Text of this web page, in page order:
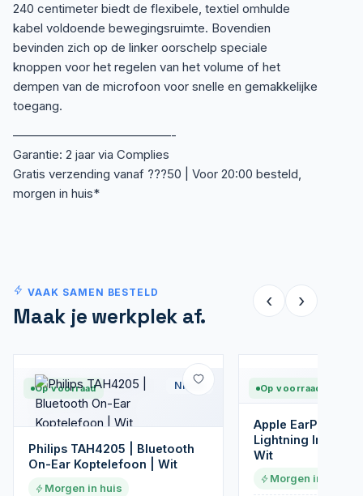
240 centimeter biedt de flexibele, textiel omhulde
kabel voldoende bewegingsruimte. Bovendien
bevinden zich op de linker oorschelp speciale
knoppen voor het regelen van het volume of het
dempen van de microfoon voor snelle en gemakkelijke
toegang.
—————————————-
Garantie: 2 jaar via Complies
Gratis verzending vanaf ???50 | Voor 20:00 besteld,
morgen in huis*
VAAK SAMEN BESTELD
Maak je werkplek af.
‹ ›
Op voorraad Nieuw
Philips TAH4205 | Bluetooth
On-Ear Koptelefoon | Wit
Morgen in huis
Op voorraad
Apple EarPods |
Lightning In-Ear
Wit
Morgen in huis